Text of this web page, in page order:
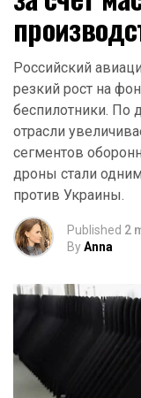
Российский
резкий рост на
беспилотники. По
отрасли
сегментов
дроны стали
против Украины.
Published 2
ByAnna